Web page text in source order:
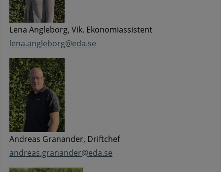
Lena Angleborg, Vik. Ekonomiassistent
lena.angleborg@eda.se
Andreas Granander, Driftchef
andreas.granander@eda.se